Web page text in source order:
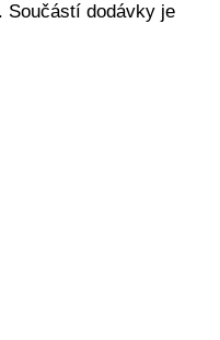
Součástí dodávky je